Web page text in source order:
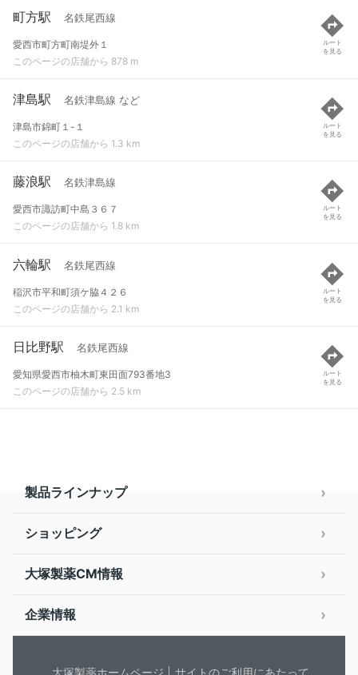
町方駅 名鉄尾西線
愛西市町方町南堤外１
このページの店舗から 878 m
ルート
を見る
津島駅 名鉄津島線 など
津島市錦町１-１
このページの店舗から 1.3 km
ルート
を見る
藤浪駅 名鉄津島線
愛西市諏訪町中島３６７
このページの店舗から 1.8 km
ルート
を見る
六輪駅 名鉄尾西線
稲沢市平和町須ケ脇４２６
このページの店舗から 2.1 km
ルート
を見る
日比野駅 名鉄尾西線
愛知県愛西市柚木町東田面793番地3
このページの店舗から 2.5 km
ルート
を見る
製品ラインナップ
ショッピング
大塚製薬CM情報
企業情報